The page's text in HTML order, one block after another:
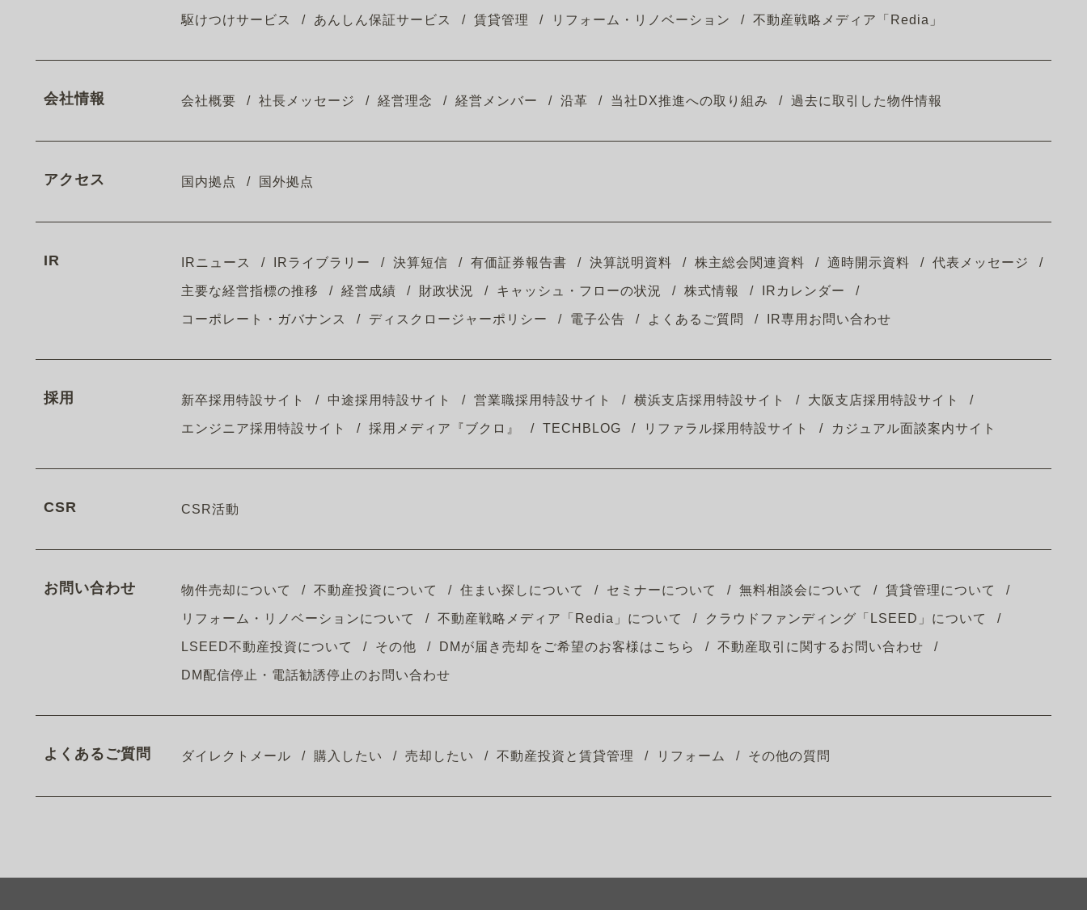
駆けつけサービス あんしん保証サービス 賃貸管理 リフォーム・リノベーション 不動産戦略メディア「Redia」
会社情報 会社概要 社長メッセージ 経営理念 経営メンバー 沿革 当社DX推進への取り組み 過去に取引した物件情報
アクセス 国内拠点 国外拠点
IR IRニュース IRライブラリー 決算短信 有価証券報告書 決算説明資料 株主総会関連資料 適時開示資料 代表メッセージ
主要な経営指標の推移 経営成績 財政状況 キャッシュ・フローの状況 株式情報 IRカレンダー
コーポレート・ガバナンス ディスクロージャーポリシー 電子公告 よくあるご質問 IR専用お問い合わせ
採用 新卒採用特設サイト 中途採用特設サイト 営業職採用特設サイト 横浜支店採用特設サイト 大阪支店採用特設サイト
エンジニア採用特設サイト 採用メディア『ブクロ』 TECHBLOG リファラル採用特設サイト カジュアル面談案内サイト
CSR CSR活動
お問い合わせ 物件売却について 不動産投資について 住まい探しについて セミナーについて 無料相談会について 賃貸管理について
リフォーム・リノベーションについて 不動産戦略メディア「Redia」について クラウドファンディング「LSEED」について
LSEED不動産投資について その他 DMが届き売却をご希望のお客様はこちら 不動産取引に関するお問い合わせ
DM配信停止・電話勧誘停止のお問い合わせ
よくあるご質問 ダイレクトメール 購入したい 売却したい 不動産投資と賃貸管理 リフォーム その他の質問